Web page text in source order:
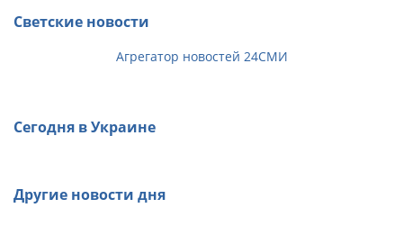
Светские новости
Агрегатор новостей 24СМИ
Сегодня в Украине
Другие новости дня